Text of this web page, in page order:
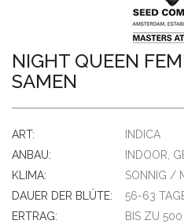
NIGHT QUEEN
SAMEN
ART:
INDICA
ANBAU:
INDOOR,
KLIMA:
SONNIG /
DAUER DER BLÜTE:
56-63
ERTRAG:
BIS ZU